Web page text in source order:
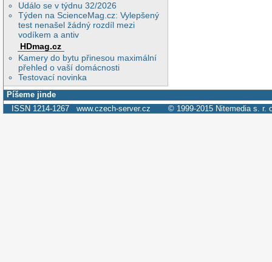
Událo se v týdnu 32/2026
Týden na ScienceMag.cz: Vylepšený
test nenašel žádný rozdíl mezi
vodíkem a antiv
HDmag.cz
Kamery do bytu přinesou maximální
přehled o vaší domácnosti
Testovací novinka
Píšeme jinde
ISSN 1214-1267 www.czech-server.cz © 1999-2015 Nitemedia s. r.